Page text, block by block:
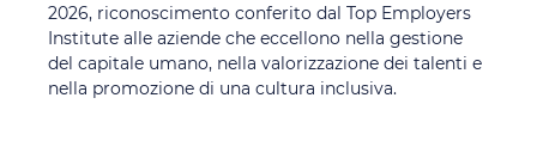
2026, riconoscimento conferito dal Top Employers
Institute alle aziende che eccellono nella gestione
del capitale umano, nella valorizzazione dei talenti e
nella promozione di una cultura inclusiva.